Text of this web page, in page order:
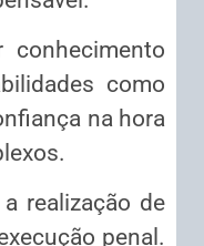
como
na hora
realização de
penal.